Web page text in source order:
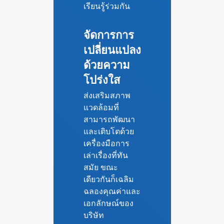
เรียนรู้ร่วมกัน
จัดการการ
เปลี่ยนแปลง
ด้วยความ
โปร่งใส
ส่งเสริมสภาพ
แวดล้อมที่
สามารถพัฒนา
และเติบโตด้วย
เครื่องมือการ
เล่าเรื่องที่ทัน
สมัย ขณะ
เดียวกันก็เฉลิม
ฉลองคุณค่าและ
เอกลักษณ์ของ
บริษัท